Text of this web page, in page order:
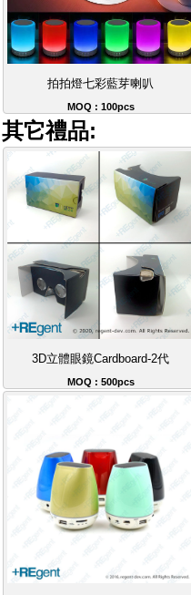
拍拍燈七彩藍芽喇叭
MOQ : 100pcs
其它禮品:
3D立體眼鏡Cardboard-2代
MOQ : 500pcs